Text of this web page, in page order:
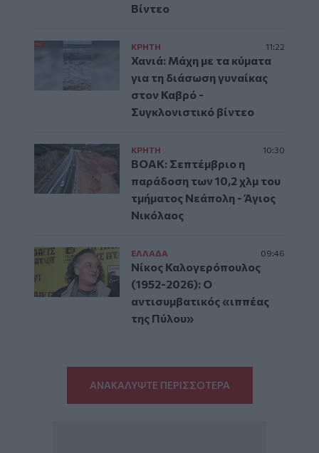
Βίντεο
ΚΡΗΤΗ 11:22
Χανιά: Μάχη με τα κύματα
για τη διάσωση γυναίκας
στον Καβρό -
Συγκλονιστικό βίντεο
ΚΡΗΤΗ 10:30
ΒΟΑΚ: Σεπτέμβριο η
παράδοση των 10,2 χλμ του
τμήματος Νεάπολη - Άγιος
Νικόλαος
ΕΛΛAΔΑ 09:46
Νίκος Καλογερόπουλος
(1952-2026): O
αντισυμβατικός «ιππέας
της Πύλου»
ΑΝΑΚΑΛΥΨΤΕ ΠΕΡΙΣΣΟΤΕΡΑ